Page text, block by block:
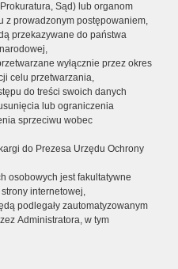
Sąd) lub organom
z prowadzonym postępowaniem,
przekazywane do państwa
wyłącznie przez okres
celu przetwarzania,
do treści swoich danych
lub ograniczenia
sprzeciwu wobec
do Prezesa Urzędu Ochrony
osobowych jest fakultatywne
internetowej,
podlegały zautomatyzowanym
Administratora, w tym